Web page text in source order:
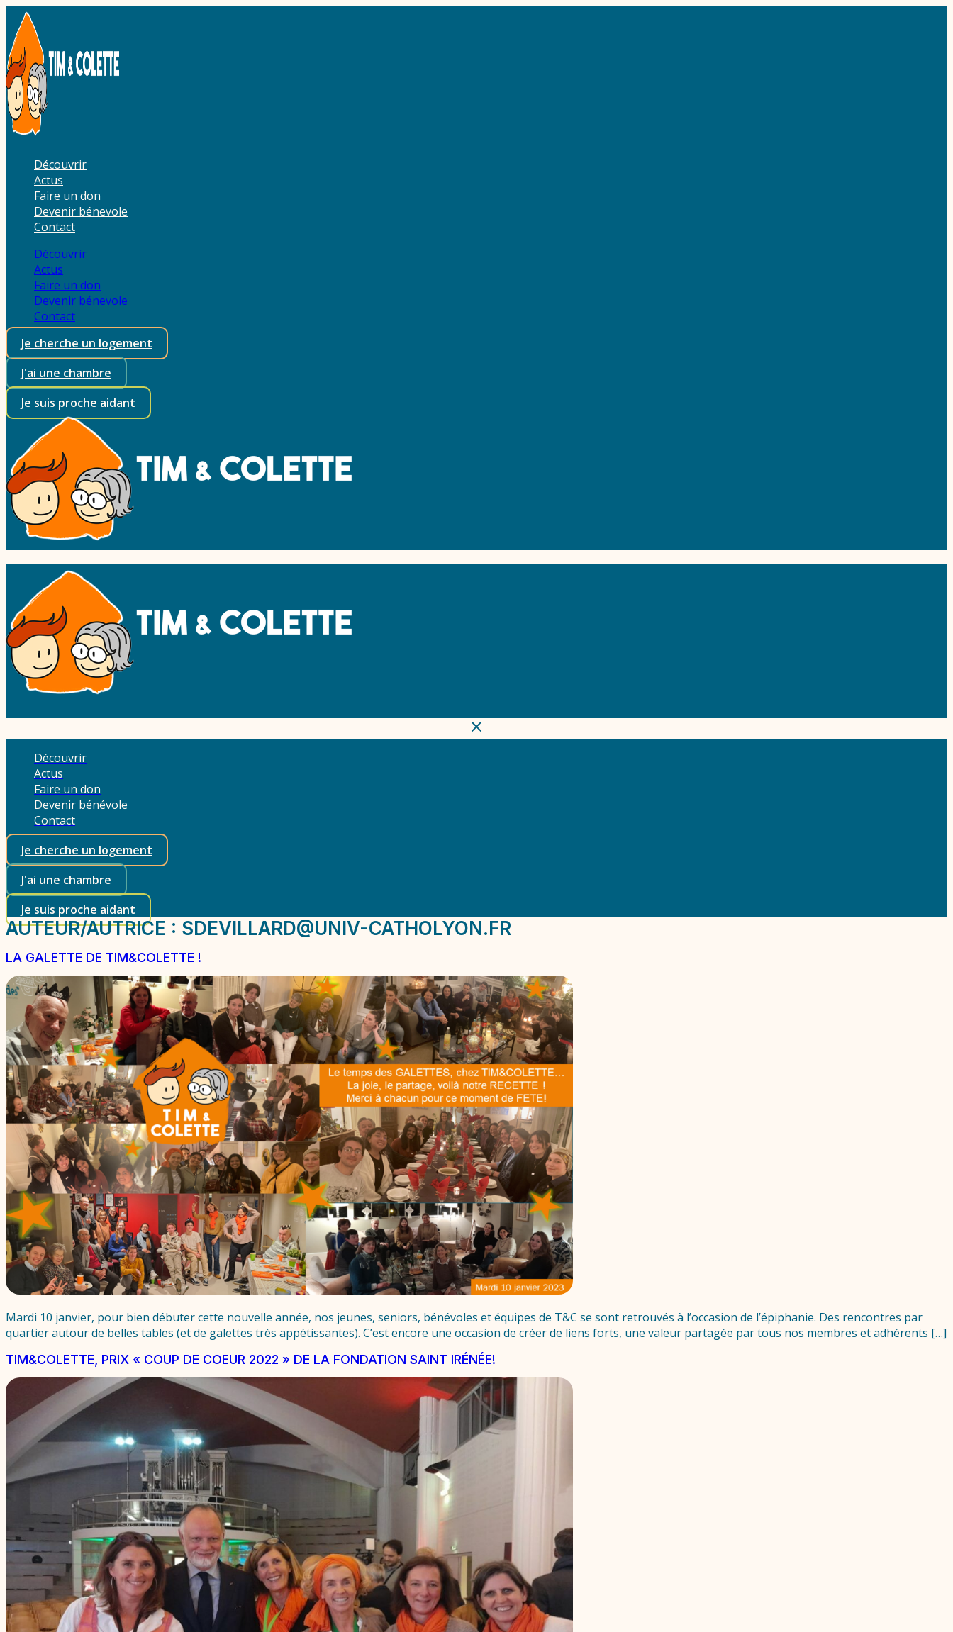
Aller
au
contenu
Découvrir
Actus
Faire un don
Devenir bénevole
Contact
Découvrir
Actus
Faire un don
Devenir bénevole
Contact
Je cherche un logement
J'ai une chambre
Je suis proche aidant
Découvrir
Actus
Faire un don
Devenir bénévole
Contact
Je cherche un logement
J'ai une chambre
Je suis proche aidant
AUTEUR/AUTRICE : SDEVILLARD@UNIV-CATHOLYON.FR
LA GALETTE DE TIM&COLETTE !
Mardi 10 janvier, pour bien débuter cette nouvelle année, nos jeunes, seniors, bénévoles et équipes de T&C se sont retrouvés à l’occasion de l’épiphanie. Des rencontres par
quartier autour de belles tables (et de galettes très appétissantes). C’est encore une occasion de créer de liens forts, une valeur partagée par tous nos membres et adhérents […]
TIM&COLETTE, PRIX « COUP DE COEUR 2022 » DE LA FONDATION SAINT IRÉNÉE!